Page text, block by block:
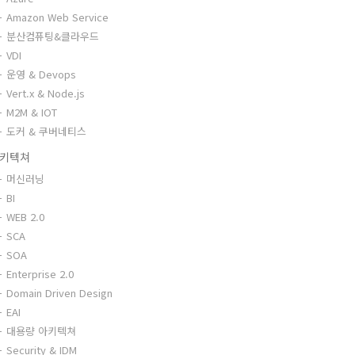
Amazon Web Service
분산컴퓨팅&클라우드
VDI
운영 & Devops
Vert.x & Node.js
M2M & IOT
도커 & 쿠버네티스
텍쳐
머신러닝
BI
WEB 2.0
SCA
SOA
Enterprise 2.0
Domain Driven Design
EAI
대용량 아키텍쳐
Security & IDM